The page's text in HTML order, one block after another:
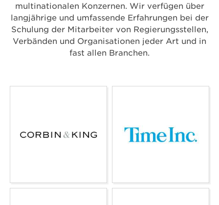
multinationalen Konzernen. Wir verfügen über
langjährige und umfassende Erfahrungen bei der
Schulung der Mitarbeiter von Regierungsstellen,
Verbänden und Organisationen jeder Art und in
fast allen Branchen.